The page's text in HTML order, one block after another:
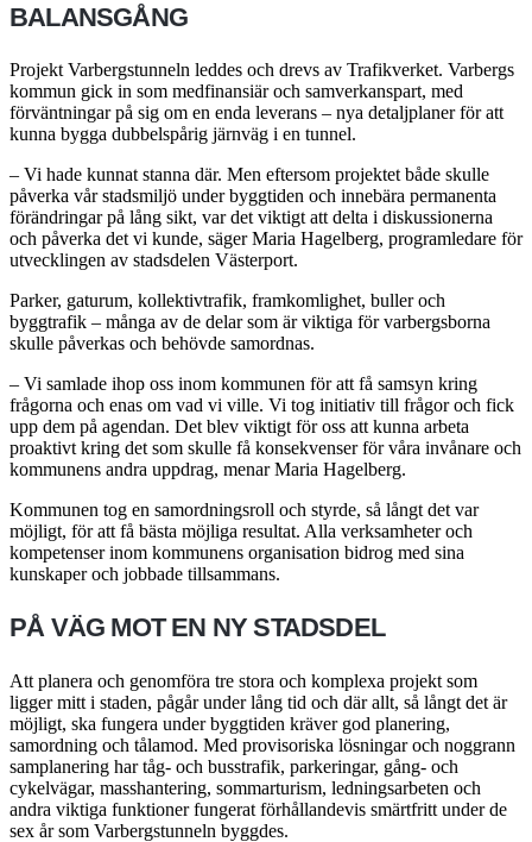
BALANSGÅNG
Projekt Varbergstunneln leddes och drevs av Trafikverket. Varbergs
kommun gick in som medfinansiär och samverkanspart, med
förväntningar på sig om en enda leverans – nya detaljplaner för att
kunna bygga dubbelspårig järnväg i en tunnel.
– Vi hade kunnat stanna där. Men eftersom projektet både skulle
påverka vår stadsmiljö under byggtiden och innebära permanenta
förändringar på lång sikt, var det viktigt att delta i diskussionerna
och påverka det vi kunde, säger Maria Hagelberg, programledare för
utvecklingen av stadsdelen Västerport.
Parker, gaturum, kollektivtrafik, framkomlighet, buller och
byggtrafik – många av de delar som är viktiga för varbergsborna
skulle påverkas och behövde samordnas.
– Vi samlade ihop oss inom kommunen för att få samsyn kring
frågorna och enas om vad vi ville. Vi tog initiativ till frågor och fick
upp dem på agendan. Det blev viktigt för oss att kunna arbeta
proaktivt kring det som skulle få konsekvenser för våra invånare och
kommunens andra uppdrag, menar Maria Hagelberg.
Kommunen tog en samordningsroll och styrde, så långt det var
möjligt, för att få bästa möjliga resultat. Alla verksamheter och
kompetenser inom kommunens organisation bidrog med sina
kunskaper och jobbade tillsammans.
PÅ VÄG MOT EN NY STADSDEL
Att planera och genomföra tre stora och komplexa projekt som
ligger mitt i staden, pågår under lång tid och där allt, så långt det är
möjligt, ska fungera under byggtiden kräver god planering,
samordning och tålamod. Med provisoriska lösningar och noggrann
samplanering har tåg- och busstrafik, parkeringar, gång- och
cykelvägar, masshantering, sommarturism, ledningsarbeten och
andra viktiga funk­tioner fungerat förhållandevis smärtfritt under de
sex år som Varbergstunneln byggdes.